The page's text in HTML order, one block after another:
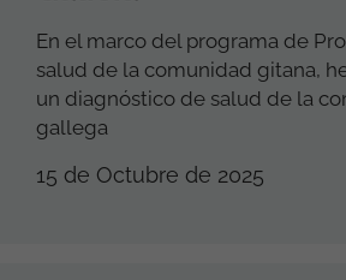
En el marco del programa de
salud de la comunidad gitana,
un diagnóstico de salud de la
gallega
15 de Octubre de 2025